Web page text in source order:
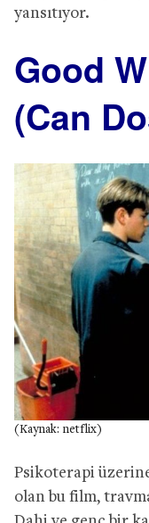
yansıtıyor.
Good
(Can
(Kaynak: netflix)
Psikoterapi
olan bu film,